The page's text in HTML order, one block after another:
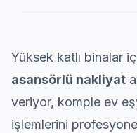
Yüksek katlı binalar
asansörlü nakliyat
veriyor, komple ev
işlemlerini